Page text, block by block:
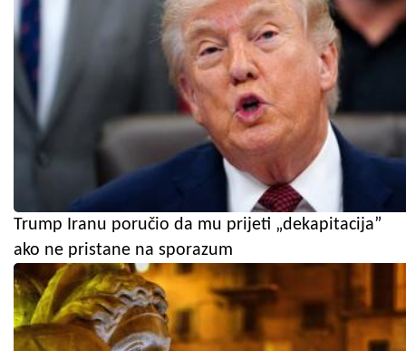
Trump Iranu poručio da mu prijeti „dekapitacija”
ako ne pristane na sporazum